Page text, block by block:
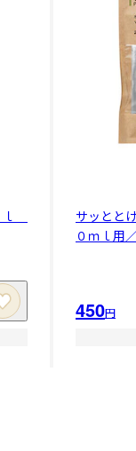
ｌ
サッとと
０ｍｌ用
450円